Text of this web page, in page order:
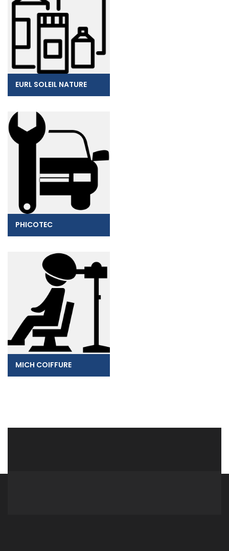
EURL SOLEIL NATURE
PHICOTEC
MICH COIFFURE